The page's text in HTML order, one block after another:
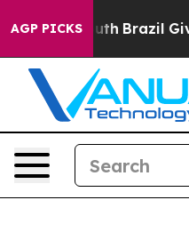
AGP PICKS
to Youth Brazil